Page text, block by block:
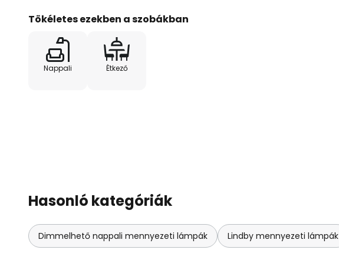
Tökéletes ezekben a szobákban
Nappali Étkező
Hasonló kategóriák
Dimmelhető nappali mennyezeti lámpák Lindby mennyezeti lámpák